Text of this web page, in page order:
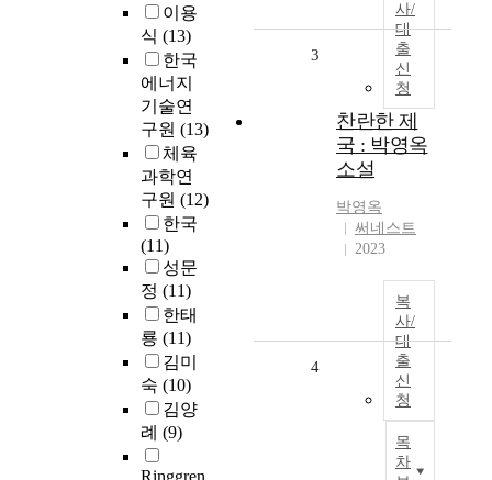
이용
식 (13)
한국
에너지
기술연
구원 (13)
체육
과학연
구원 (12)
한국
(11)
성문
정 (11)
한태
룡 (11)
김미
숙 (10)
김양
례 (9)
사/
대
출
신
청
3
찬란한 제
국 : 박영옥
소설
박영옥
써네스트
2023
복
사/
대
출
신
청
목
차
4